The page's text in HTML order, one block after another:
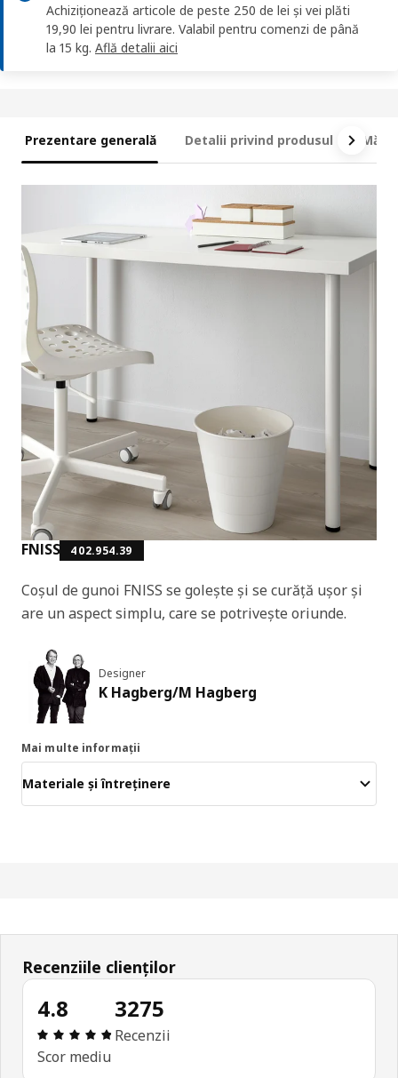
Achiziționează articole de peste 250 de lei și vei plăti
19,90 lei pentru livrare. Valabil pentru comenzi de până
la 15 kg. Află detalii aici
Prezentare generală Detalii privind produsul
FNISS 402.954.39
Coșul de gunoi FNISS se golește și se curăță ușor și
are un aspect simplu, care se potrivește oriunde.
Designer
K Hagberg/M Hagberg
Mai multe informații
Materiale și întreținere
Recenziile clienților
4.8
Prezentare generală: 4.8 din 5 stele Total
Scor mediu
3275
Recenzii